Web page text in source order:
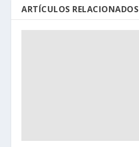
ARTÍCULOS RELACIONADOS